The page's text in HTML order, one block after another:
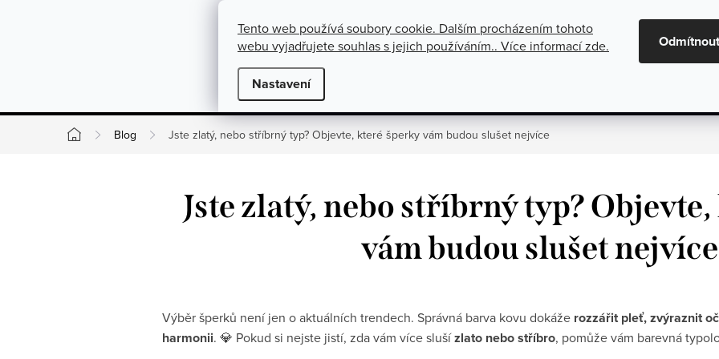
https://cz.pinterest.com/shoppenuela/
Tento web používá soubory cookie. Dalším procházením tohoto
webu vyjadřujete souhlas s jejich používáním.. Více informacízde.
Nastavení
Odmítnout
Podmínky pro výměnu, vrácení a reklamaci Oznámení o zrušení platby dobírkou Všeobecné
Novinky
Domů
Blog Jste zlatý, nebo stříbrný typ? Objevte, které šperky vám budou slušet nejvíce
Jste zlatý, nebo stříbrný typ?
vám budou slušet nejvíce
Výběr šperků není jen o aktuálních trendech. Správná barva kovu dokáže rozzářit pleť, zvýraznit
harmonii. 💎 Pokud si nejste jistí, zda vám více slušízlato nebo stříbro, pomůže vám barevná